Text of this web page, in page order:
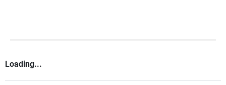
Loading...